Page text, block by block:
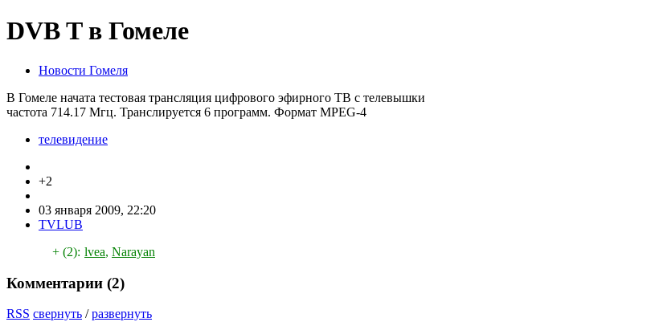
DVB T в Гомеле
Новости Гомеля
В Гомеле начата тестовая трансляция цифрового эфирного ТВ с телевышки
частота 714.17 Мгц. Транслируется 6 программ. Формат MPEG-4
телевидение
+2
03 января 2009, 22:20
TVLUB
+ (2): lvea, Narayan
Комментарии (2)
RSS свернуть /развернуть